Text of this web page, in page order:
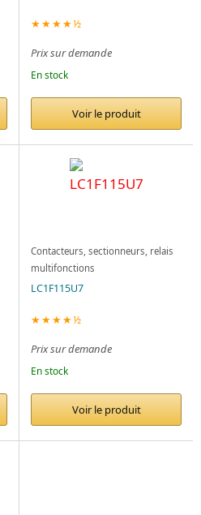
★★★★½
Prix sur demande
En stock
Voir le produit
Contacteurs, sectionneurs, relais
multifonctions
LC1F115U7
★★★★½
Prix sur demande
En stock
Voir le produit